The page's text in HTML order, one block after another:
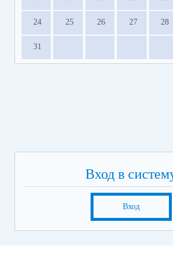
24 25 26 27 28
31
Вход в
Вход